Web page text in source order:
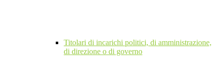
Titolari di incarichi politici, di amministrazione,
di direzione o di governo